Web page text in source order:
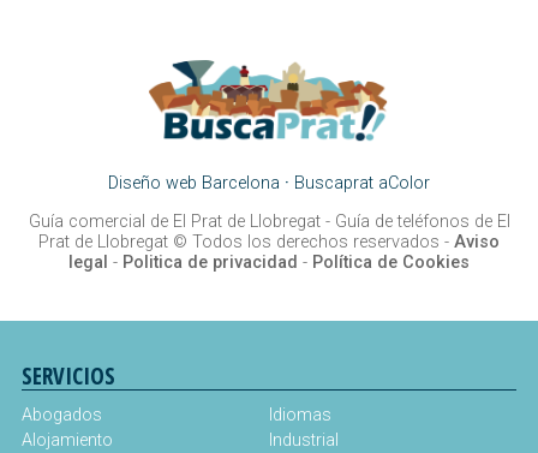
Diseño web Barcelona · Buscaprat aColor
Guía comercial de El Prat de Llobregat - Guía de teléfonos de El
Prat de Llobregat © Todos los derechos reservados - Aviso
legal - Politica de privacidad - Política de Cookies
SERVICIOS
Abogados
Alojamiento
Idiomas
Industrial